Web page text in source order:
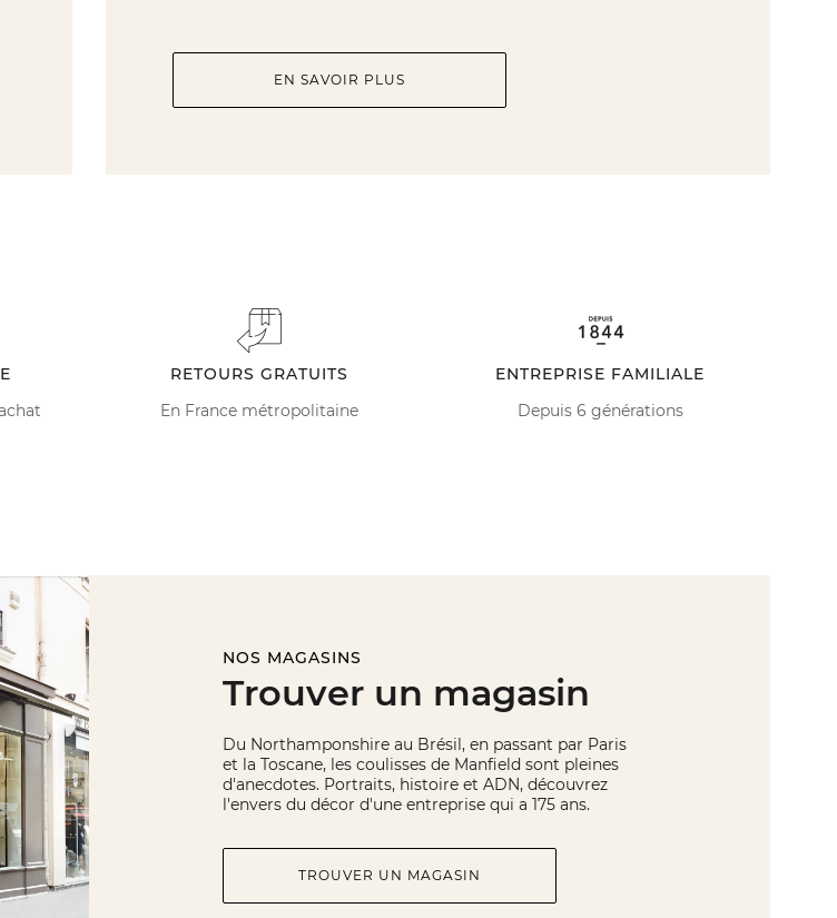
EN SAVOIR PLUS
RETOURS GRATUITS
En France métropolitaine
ENTREPRISE FAMILIALE
Depuis 6 générations
NOS MAGASINS
Trouver un magasin
Du Northamponshire au Brésil, en passant par Paris
et la Toscane, les coulisses de Manfield sont pleines
d'anecdotes. Portraits, histoire et ADN, découvrez
l'envers du décor d'une entreprise qui a 175 ans.
TROUVER UN MAGASIN